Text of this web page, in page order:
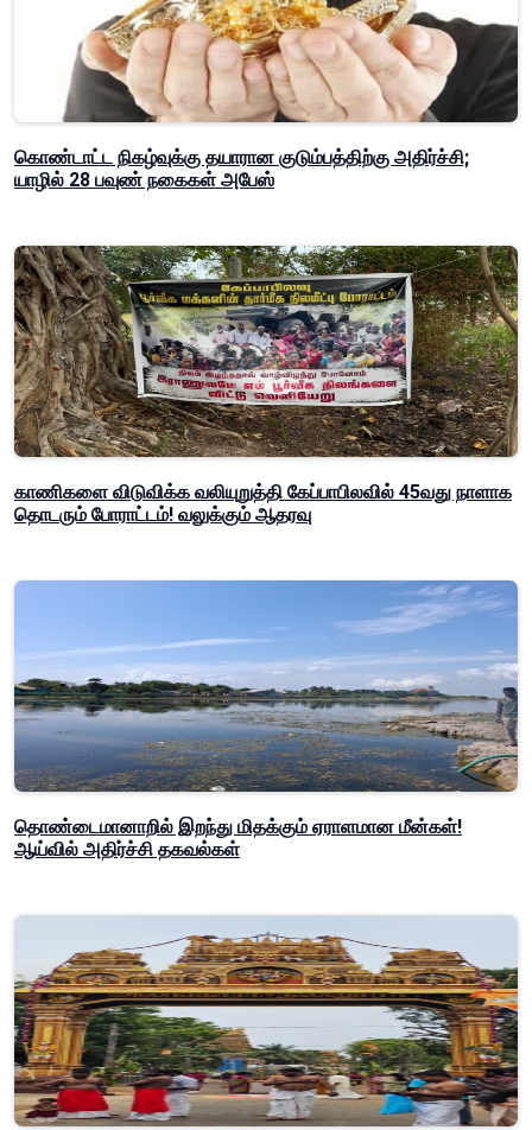
கொண்டாட்ட நிகழ்வுக்கு தயாரான குடும்பத்திற்கு அதிர்ச்சி;
யாழில் 28 பவுண் நகைகள் அபேஸ்
காணிகளை விடுவிக்க வலியுறுத்தி கேப்பாபிலவில் 45வது நாளாக
தொடரும் போராட்டம்! வலுக்கும் ஆதரவு
தொண்டைமானாறில் இறந்து மிதக்கும் ஏராளமான மீன்கள்!
ஆய்வில் அதிர்ச்சி தகவல்கள்